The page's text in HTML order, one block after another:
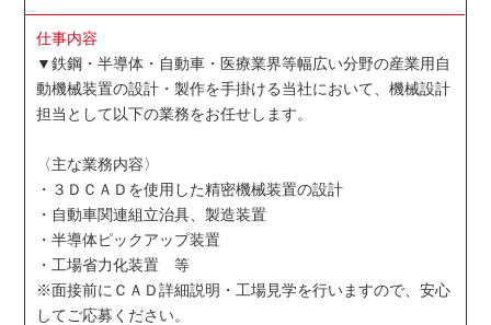
仕事内容
▼鉄鋼・半導体・自動車・医療業界等幅広い分野の産業用自
動機械装置の設計・製作を手掛ける当社において、機械設計
担当として以下の業務をお任せします。
〈主な業務内容〉
・３ＤＣＡＤを使用した精密機械装置の設計
・自動車関連組立治具、製造装置
・半導体ピックアップ装置
・工場省力化装置 等
※面接前にＣＡＤ詳細説明・工場見学を行いますので、安心
してご応募ください。